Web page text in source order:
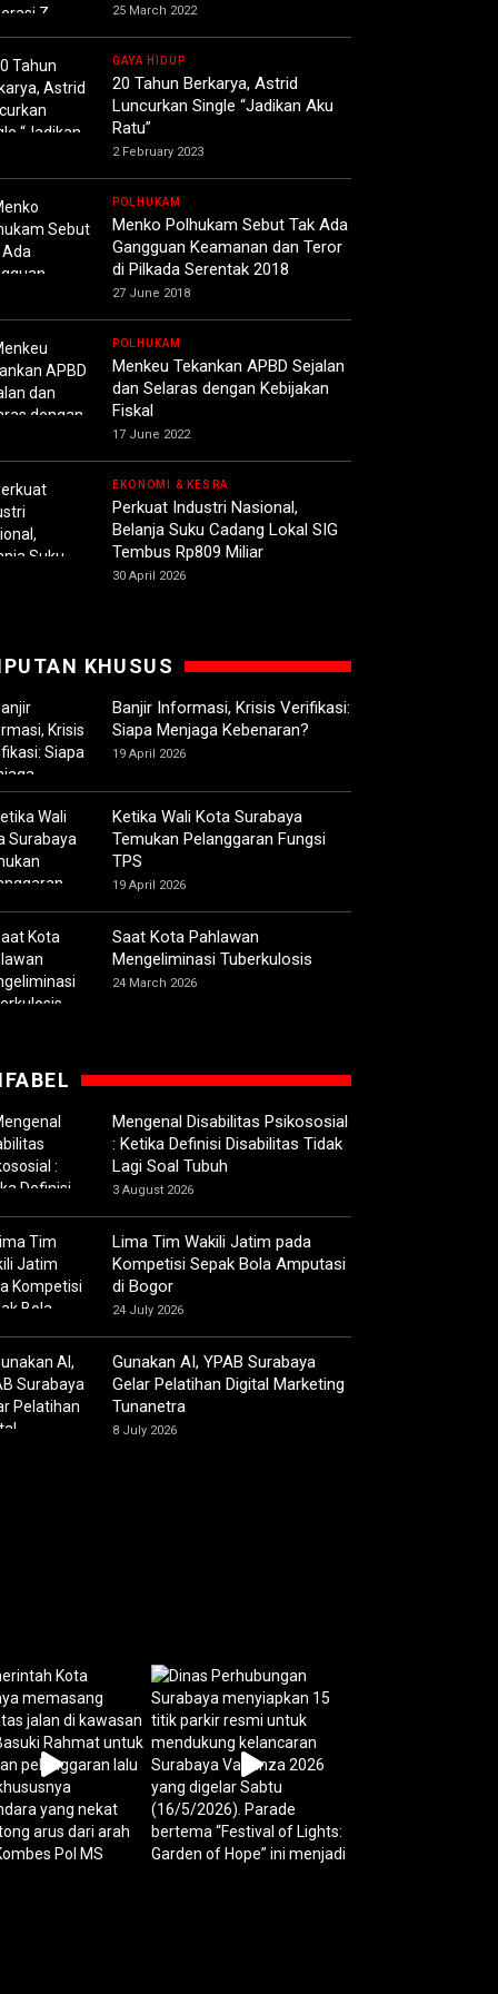
25 March 2022
GAYA HIDUP
20 Tahun Berkarya, Astrid
Luncurkan Single “Jadikan Aku
Ratu”
2 February 2023
POLHUKAM
Menko Polhukam Sebut Tak Ada
Gangguan Keamanan dan Teror
di Pilkada Serentak 2018
27 June 2018
POLHUKAM
Menkeu Tekankan APBD Sejalan
dan Selaras dengan Kebijakan
Fiskal
17 June 2022
EKONOMI & KESRA
Perkuat Industri Nasional,
Belanja Suku Cadang Lokal SIG
Tembus Rp809 Miliar
30 April 2026
KHUSUS
Banjir Informasi, Krisis Verifikasi:
Siapa Menjaga Kebenaran?
19 April 2026
Ketika Wali Kota Surabaya
Temukan Pelanggaran Fungsi
TPS
19 April 2026
Saat Kota Pahlawan
Mengeliminasi Tuberkulosis
24 March 2026
Mengenal Disabilitas Psikososial
: Ketika Definisi Disabilitas Tidak
Lagi Soal Tubuh
3 August 2026
Lima Tim Wakili Jatim pada
Kompetisi Sepak Bola Amputasi
di Bogor
24 July 2026
Gunakan AI, YPAB Surabaya
Gelar Pelatihan Digital Marketing
Tunanetra
8 July 2026